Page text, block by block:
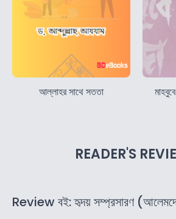
আল্লাহর সাথে সততা
READER'S
Review বই: হৃদয় সম্প্রসারণ